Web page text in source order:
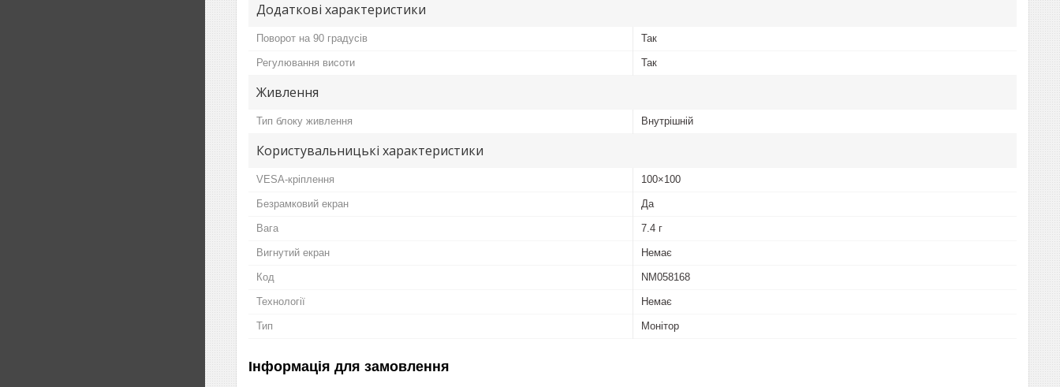
Додаткові характеристики
Поворот на 90 градусів Так
Регулювання висоти Так
Живлення
Тип блоку живлення Внутрішній
Користувальницькі характеристики
VESA-кріплення 100×100
Безрамковий екран Да
Вага 7.4 г
Вигнутий екран Немає
Код NM058168
Технології Немає
Тип Монітор
Інформація для замовлення